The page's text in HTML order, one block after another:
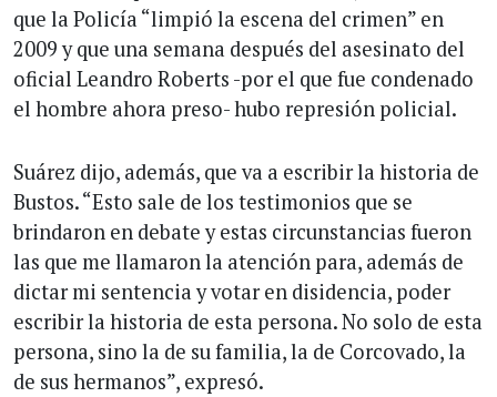
que la Policía “limpió la escena del crimen” en
2009 y que una semana después del asesinato del
oficial Leandro Roberts -por el que fue condenado
el hombre ahora preso- hubo represión policial.
Suárez dijo, además, que va a escribir la historia de
Bustos. “Esto sale de los testimonios que se
brindaron en debate y estas circunstancias fueron
las que me llamaron la atención para, además de
dictar mi sentencia y votar en disidencia, poder
escribir la historia de esta persona. No solo de esta
persona, sino la de su familia, la de Corcovado, la
de sus hermanos”, expresó.